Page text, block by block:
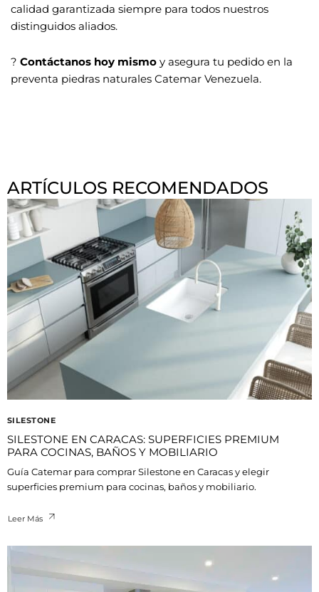
calidad garantizada siempre para todos nuestros
distinguidos aliados.
? Contáctanos hoy mismo y asegura tu pedido en la
preventa piedras naturales Catemar Venezuela.
ARTÍCULOS RECOMENDADOS
SILESTONE
SILESTONE EN CARACAS: SUPERFICIES PREMIUM
PARA COCINAS, BAÑOS Y MOBILIARIO
Guía Catemar para comprar Silestone en Caracas y elegir
superficies premium para cocinas, baños y mobiliario.
Leer Más